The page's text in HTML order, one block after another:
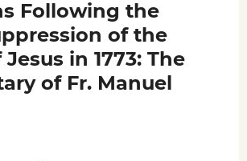
Following the
of the
in 1773: The
of Fr. Manuel